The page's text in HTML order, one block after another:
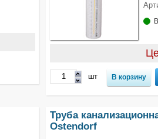
шт
Труба
Ostendorf